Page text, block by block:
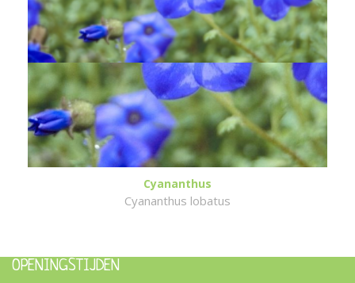
Cyananthus
Cyananthus lobatus
OPENINGSTIJDEN